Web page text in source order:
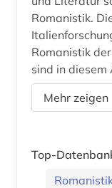
Romanistik.
Romanistik der UB Mainz und der ULB Bonn
sind in
Mehr zeigen
Top-